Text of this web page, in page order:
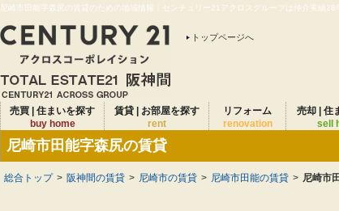
尼崎市田能字森尻の賃貸のための地域情報｜センチュリー21アクロスグループは仲介実績28
トップページへ
売買 | 住まいを探す
buy home
賃貸 | お部屋を探す
rent
リフォーム
renovation
売却 | 住
sell
尼崎市田能字森尻の賃貸
総合トップ > 阪神間の賃貸 > 尼崎市の賃貸 > 尼崎市田能の賃貸 > 尼崎市